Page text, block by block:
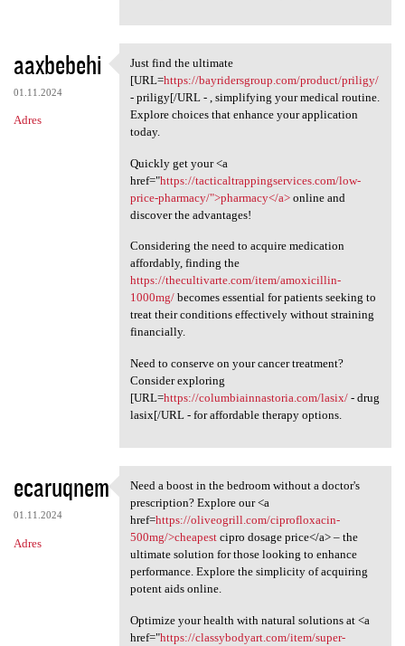
aaxbebehi
01.11.2024
Adres
Just find the ultimate [URL
Just find the ultimate
[URL=https://bayridersgroup.com/product/priligy/
- priligy[/URL - , simplifying your medical routine.
Explore choices that enhance your application
today.
Quickly get your <a
href="https://tacticaltrappingservices.com/low-
price-pharmacy/">pharmacy</a>online and
discover the advantages!
Considering the need to acquire medication
affordably, finding the
https://thecultivarte.com/item/amoxicillin-
1000mg/becomes essential for patients seeking to
treat their conditions effectively without straining
financially.
Need to conserve on your cancer treatment?
Consider exploring
[URL=https://columbiainnastoria.com/lasix/- drug
lasix[/URL - for affordable therapy options.
ecaruqnem
01.11.2024
Adres
Need a boost in the bedroom
Need a boost in the bedroom without a doctor's
prescription? Explore our <a
href=https://oliveogrill.com/ciprofloxacin-
500mg/>cheapestcipro dosage price</a> – the
ultimate solution for those looking to enhance
performance. Explore the simplicity of acquiring
potent aids online.
Optimize your health with natural solutions at <a
href="https://classybodyart.com/item/super-